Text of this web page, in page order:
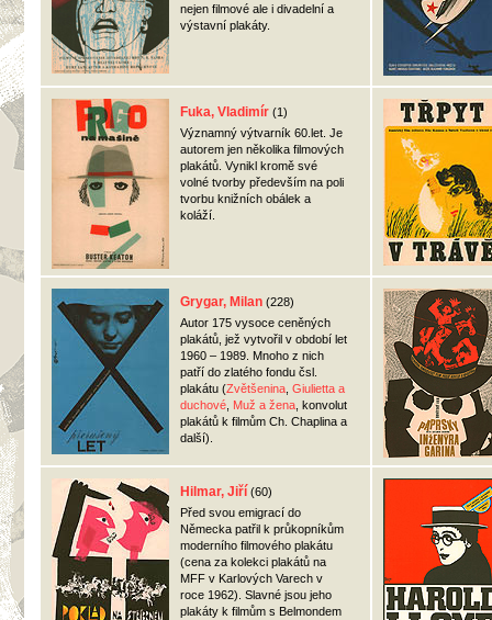
nejen filmové ale i divadelní a
výstavní plakáty.
Fuka, Vladimír (1)
Významný výtvarník 60.let. Je
autorem jen několika filmových
plakátů. Vynikl kromě své
volné tvorby především na poli
tvorbu knižních obálek a
koláží.
Grygar, Milan (228)
Autor 175 vysoce ceněných
plakátů, jež vytvořil v období let
1960 – 1989. Mnoho z nich
patří do zlatého fondu čsl.
plakátu (Zvětšenina Giulietta a
duchové Muž a žena , konvolut
plakátů k filmům Ch. Chaplina a
další).
Hilmar, Jiří (60)
Před svou emigrací do
Německa patřil k průkopníkům
moderního filmového plakátu
(cena za kolekci plakátů na
MFF v Karlových Varech v
roce 1962). Slavné jsou jeho
plakáty k filmům s Belmondem